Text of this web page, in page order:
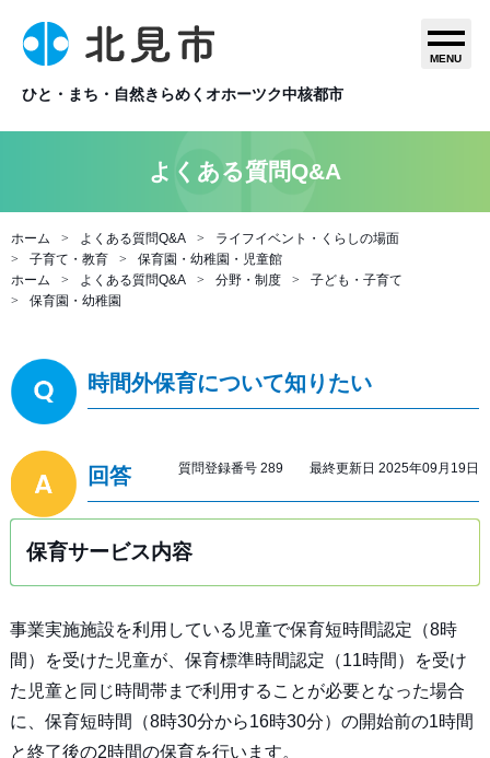
ひと・まち・自然きらめくオホーツク中核都市
MENU
よくある質問Q&A
ホーム よくある質問Q&A
ライフイベント・くらしの場面
子育て・教育
保育園・幼稚園・児童館
ホーム
よくある質問Q&A 分野・制度
子ども・子育て
保育園・幼稚園
時間外保育について知りたい
回答 質問登録番号 289 最終更新日 2025年09月19日
保育サービス内容
事業実施施設を利用している児童で保育短時間認定（8時
間）を受けた児童が、保育標準時間認定（11時間）を受け
た児童と同じ時間帯まで利用することが必要となった場合
に、保育短時間（8時30分から16時30分）の開始前の1時間
と終了後の2時間の保育を行います。